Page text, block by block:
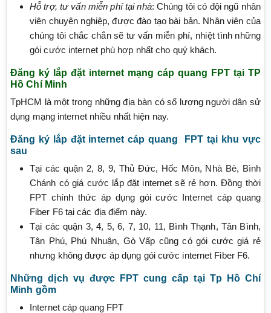
Hỗ trợ, tư vấn miễn phí tại nhà: Chúng tôi có đội ngũ nhân
viên chuyên nghiệp, được đào tạo bài bản. Nhân viên của
chúng tôi chắc chắn sẽ tư vấn miễn phí, nhiệt tình những
gói cước internet phù hợp nhất cho quý khách.
Đăng ký lắp đặt internet mạng cáp quang FPT tại TP
Hồ Chí Minh
TpHCM là một trong những địa bàn có số lượng người dân sử
dụng mạng internet nhiều nhất hiện nay.
Đăng ký lắp đặt internet cáp quang FPT tại khu vực
sau
Tại các quận 2, 8, 9, Thủ Đức, Hốc Môn, Nhà Bè, Bình
Chánh có giá cước lắp đặt internet sẽ rẻ hơn. Đồng thời
FPT chính thức áp dụng gói cước Internet cáp quang
Fiber F6 tại các địa điểm này.
Tại các quận 3, 4, 5, 6, 7, 10, 11, Bình Thạnh, Tân Bình,
Tân Phú, Phú Nhuận, Gò Vấp cũng có gói cước giá rẻ
nhưng không được áp dụng gói cước internet Fiber F6.
Những dịch vụ được FPT cung cấp tại Tp Hồ Chí
Minh gồm
Internet cáp quang FPT